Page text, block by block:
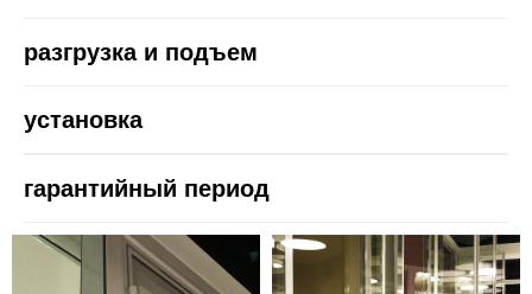
разгрузка и подъем
установка
гарантийный период